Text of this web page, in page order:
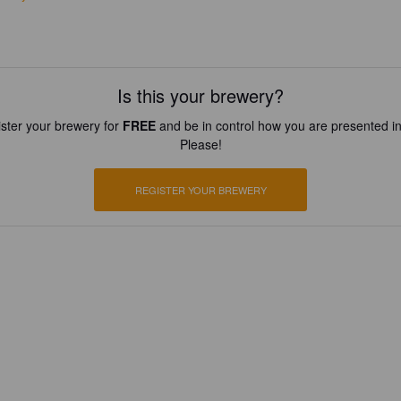
Is this your brewery?
your brewery for FREEand be in control how you are presented
Please!
REGISTER YOUR BREWERY